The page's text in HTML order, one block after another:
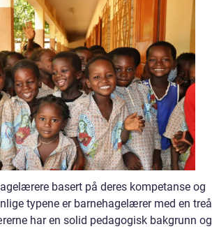
basert på deres kompetanse og
typene er barnehagelærer med en
har en solid pedagogisk bakgrunn